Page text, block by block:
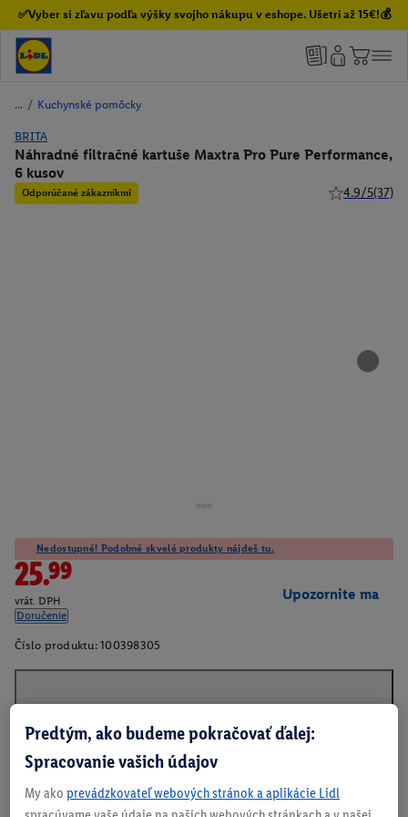
✅Vyber si zľavu podľa výšky svojho nákupu v eshope. Ušetri až 15€!💰
/ Kuchynské pomôcky
BRITA
Náhradné filtračné kartuše Maxtra Pro Pure Performance,
6 kusov
Odporúčané zákazníkmi 4.9/5(37)
Nedostupné! Podobné skvelé produkty nájdeš tu.
25.99
vrát. DPH
Doručenie
Upozornite ma
Číslo produktu: 100398305
Predtým, ako budeme pokračovať ďalej:
Spracovanie vašich údajov
My ako prevádzkovateľ webových stránok a aplikácie Lidl